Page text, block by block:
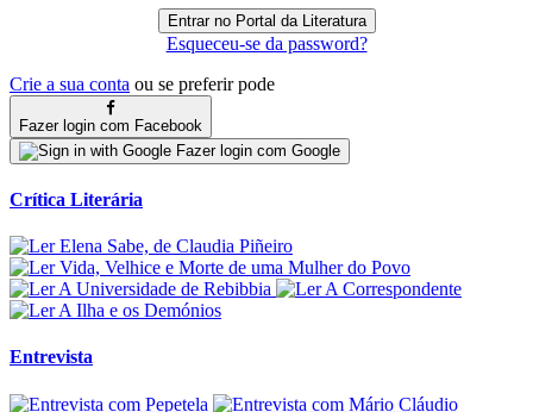
Esqueceu-se da password?
Crie a sua conta ou se preferir pode
Fazer login com Facebook
Fazer login com Google
Crítica Literária
Entrevista